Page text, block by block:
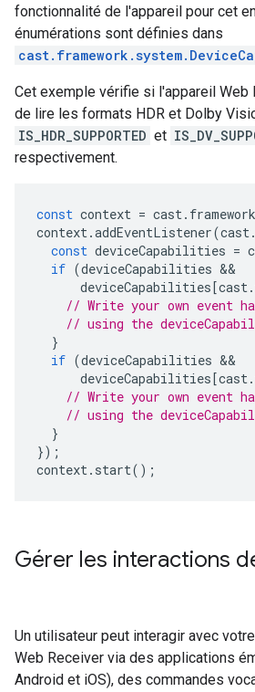
fonctionnalité de l'appareil pour cet
énumérations sont définies dans
Cet exemple vérifie si l'appareil Web
de lire les formats HDR et Dolby
IS_HDR_SUPPORTED et
respectivement.
const context = cast. framework
context.addEventListener(cast.
const deviceCapabilities =
if (deviceCapabilities
deviceCapabilities[cast.
// Write your own event
// using the
}
if (deviceCapabilities
deviceCapabilities[cast.
// Write your own event
// using the
}
});
context. start();
Gérer les interactions
Un utilisateur peut interagir avec
Web Receiver via des applications
Android et iOS), des commandes